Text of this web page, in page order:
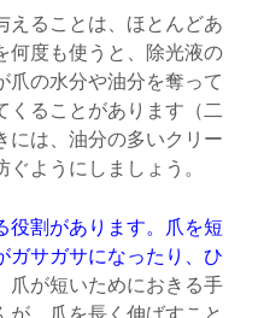
えることは、ほとんどあ
何度も使うと、除光液の
爪の水分や油分を奪って
くることがあります（二
には、油分の多いクリー
ようにしましょう。
役割があります。爪を短
ガサガサになったり、ひ
爪が短いためにおきる手
が、爪を長く伸ばすこと